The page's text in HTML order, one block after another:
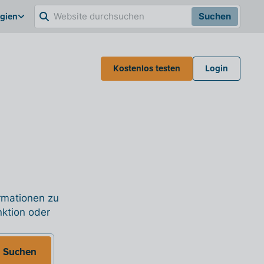
Suchen
Kostenlos testen Login
zu
oder
Suchen